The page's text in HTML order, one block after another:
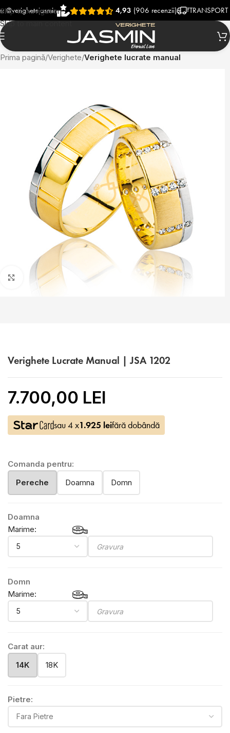
Skip to navigation
Skip to main content
4,93(906 recenzii) TRANSPORT RAPID
Prima pagină Verighete Verighete lucrate manual
Faceți click pentru a mări
Verighete Lucrate Manual | JSA 1202
7.700,00 LEI
sau 4 x1.925 leifără dobândă
Comanda pentru:
Pereche
Doamna Domn
Doamna
Marime:
Domn
Marime:
Carat aur:
14K
18K
Pietre: